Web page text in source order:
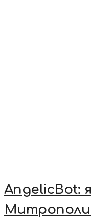
AngelicBot: